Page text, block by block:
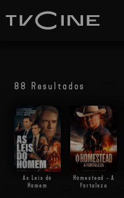
88 Resultados
As Leis do
Homem
Homestead - A
Fortaleza